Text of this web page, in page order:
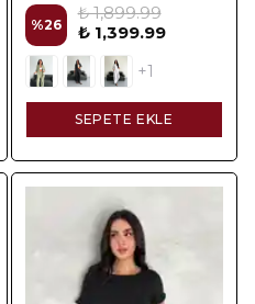
%26
₺ 1,899.99
₺ 1,399.99
+1
SEPETE EKLE